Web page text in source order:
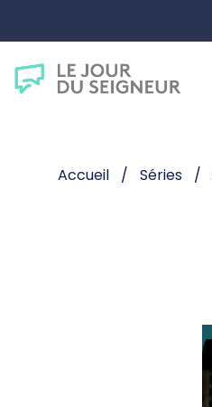
Accueil Séries